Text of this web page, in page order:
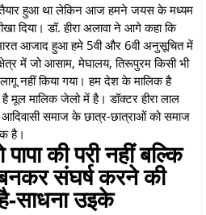
हुआ था लेकिन आज हमने जयस के मध्यम
दिया। डॉ. हीरा अलावा ने आगे कहा कि
आजाद हुआ हमे 5वी और 6वी अनुसूचित में
में जो आसाम, मेघालय, तिरूपुरम किसी भी
नहीं किया गया। हम देश के मालिक है
मूल मालिक जेलो में है। डॉक्टर हीरा लाल
आदिवासी समाज के छात्र-छात्राओं को समाज
है।
की परी नहीं बल्कि
बनकर संघर्ष करने की
साधना उइके